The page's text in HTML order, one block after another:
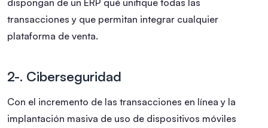
transacciones y que permitan integrar cualquier
plataforma de venta.
2-. Ciberseguridad
Con el incremento de las transacciones en línea y la
implantación masiva de uso de dispositivos móviles